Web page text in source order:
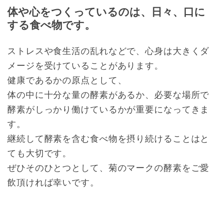
体や心をつくっているのは、日々、口に
する食べ物です。
ストレスや食生活の乱れなどで、心身は大きくダ
メージを受けていることがあります。
健康であるかの原点として、
体の中に十分な量の酵素があるか、必要な場所で
酵素がしっかり働けているかが重要になってきま
す。
継続して酵素を含む食べ物を摂り続けることはと
ても大切です。
ぜひそのひとつとして、菊のマークの酵素をご愛
飲頂ければ幸いです。